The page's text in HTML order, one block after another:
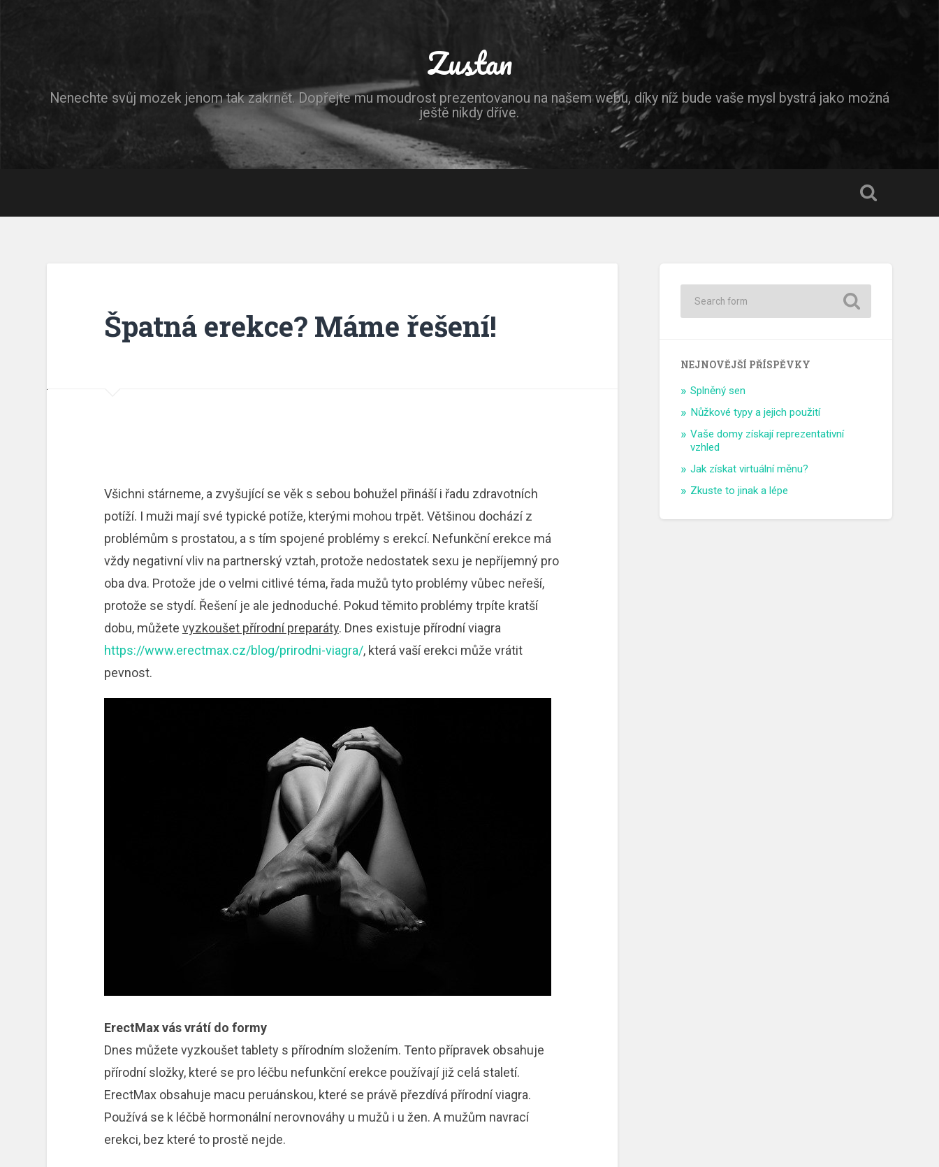
Zustan
Nenechte svůj mozek jenom tak zakrnět. Dopřejte mu moudrost prezentovanou na našem webu, díky níž bude vaše mysl bystrá jako možná
ještě nikdy dříve.
Špatná erekce? Máme řešení!
Všichni stárneme, a zvyšující se věk s sebou bohužel přináší i řadu zdravotních
potíží. I muži mají své typické potíže, kterými mohou trpět. Většinou dochází z
problémům s prostatou, a s tím spojené problémy s erekcí. Nefunkční erekce má
vždy negativní vliv na partnerský vztah, protože nedostatek sexu je nepříjemný pro
oba dva. Protože jde o velmi citlivé téma, řada mužů tyto problémy vůbec neřeší,
protože se stydí. Řešení je ale jednoduché. Pokud těmito problémy trpíte kratší
dobu, můžete vyzkoušet přírodní preparáty. Dnes existuje přírodní viagra
https://www.erectmax.cz/blog/prirodni-viagra/, která vaší erekci může vrátit
pevnost.
ErectMax vás vrátí do formy
Dnes můžete vyzkoušet tablety s přírodním složením. Tento přípravek obsahuje
přírodní složky, které se pro léčbu nefunkční erekce používají již celá staletí.
ErectMax obsahuje macu peruánskou, které se právě přezdívá přírodní viagra.
Používá se k léčbě hormonální nerovnováhy u mužů i u žen. A mužům navrací
erekci, bez které to prostě nejde.
NEJNOVĚJŠÍ PŘÍSPĚVKY
Splněný sen
Nůžkové typy a jejich použití
Vaše domy získají reprezentativní
vzhled
Jak získat virtuální měnu?
Zkuste to jinak a lépe